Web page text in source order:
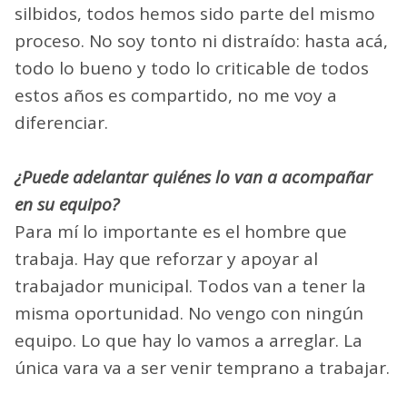
silbidos, todos hemos sido parte del mismo
proceso. No soy tonto ni distraído: hasta acá,
todo lo bueno y todo lo criticable de todos
estos años es compartido, no me voy a
diferenciar.
¿Puede adelantar quiénes lo van a acompañar
en su equipo?
Para mí lo importante es el hombre que
trabaja. Hay que reforzar y apoyar al
trabajador municipal. Todos van a tener la
misma oportunidad. No vengo con ningún
equipo. Lo que hay lo vamos a arreglar. La
única vara va a ser venir temprano a trabajar.